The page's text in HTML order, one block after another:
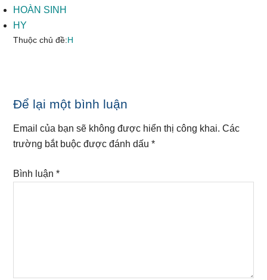
HOÀN SINH
HY
Thuộc chủ đề:H
Reader
Interactions
Để lại một bình luận
Email của bạn sẽ không được hiển thị công khai. Các
trường bắt buộc được đánh dấu*
Bình luận*